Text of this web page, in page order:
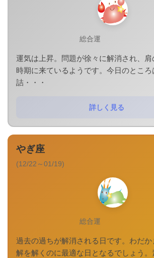
総合運
運気は上昇。問題が徐々に解消され、肩
時期に来ているようです。今日のところ
詰・・・
詳しく見る
やぎ座
(12/22～01/19)
総合運
過去の過ちが解消される日です。わだ
解を解くのに最適な日となるでしょう。